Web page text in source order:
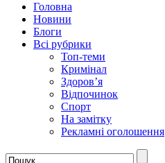
Головна
Новини
Блоги
Всі рубрики
Топ-теми
Кримінал
Здоров’я
Відпочинок
Спорт
На замітку
Рекламні оголошення